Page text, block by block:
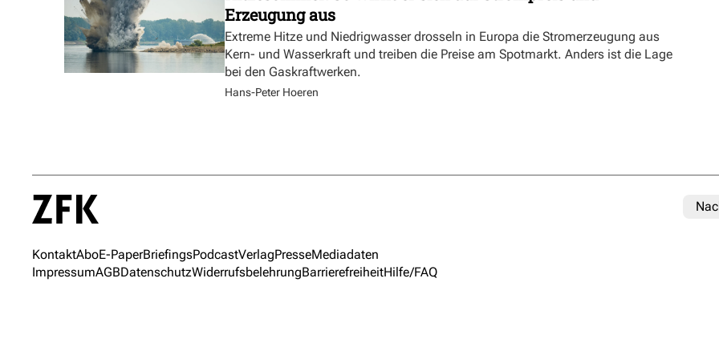
Erzeugung aus
Extreme Hitze und Niedrigwasser drosseln in Europa die Stromerzeugung aus
Kern- und Wasserkraft und treiben die Preise am Spotmarkt. Anders ist die Lage
bei den Gaskraftwerken.
Hans-Peter Hoeren
KontaktAboE-PaperBriefingsPodcastVerlagPresseMediadaten
ImpressumAGBDatenschutzWiderrufsbelehrungBarrierefreiheitHilfe/FAQ